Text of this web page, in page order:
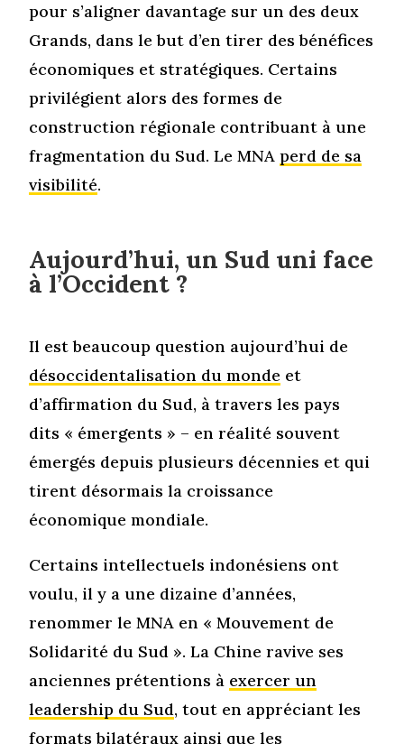
pour s’aligner davantage sur un des deux
Grands, dans le but d’en tirer des bénéfices
économiques et stratégiques. Certains
privilégient alors des formes de
construction régionale contribuant à une
fragmentation du Sud. Le MNAperd de sa
visibilité.
Aujourd’hui, un Sud uni face
à l’Occident ?
Il est beaucoup question aujourd’hui de
désoccidentalisation du monde et
d’affirmation du Sud, à travers les pays
dits « émergents » – en réalité souvent
émergés depuis plusieurs décennies et qui
tirent désormais la croissance
économique mondiale.
Certains intellectuels indonésiens ont
voulu, il y a une dizaine d’années,
renommer le MNA en « Mouvement de
Solidarité du Sud ». La Chine ravive ses
anciennes prétentions à exercer un
leadership du Sud, tout en appréciant les
formats bilatéraux ainsi queles